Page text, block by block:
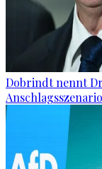
Dobrindt nennt